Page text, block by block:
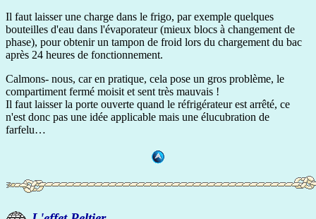
Il faut laisser une charge dans le frigo, par exemple quelques
bouteilles d'eau dans l'évaporateur (mieux blocs à changement de
phase), pour obtenir un tampon de froid lors du chargement du bac
après 24 heures de fonctionnement.
Calmons- nous, car en pratique, cela pose un gros problème, le
compartiment fermé moisit et sent très mauvais !
Il faut laisser la porte ouverte quand le réfrigérateur est arrêté, ce
n'est donc pas une idée applicable mais une élucubration de
farfelu…